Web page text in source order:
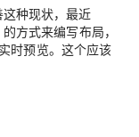
种现状，最近
方式来编写布局，
时预览。这个应该